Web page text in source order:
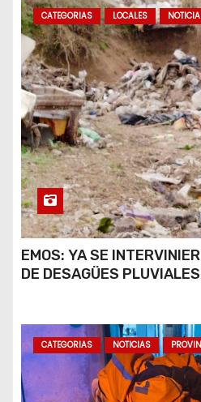
CATEGORIAS LOCALES
EMOS: YA SE
DE DESAGÜES PLUVIALES
CATEGORIAS NOTICIAS